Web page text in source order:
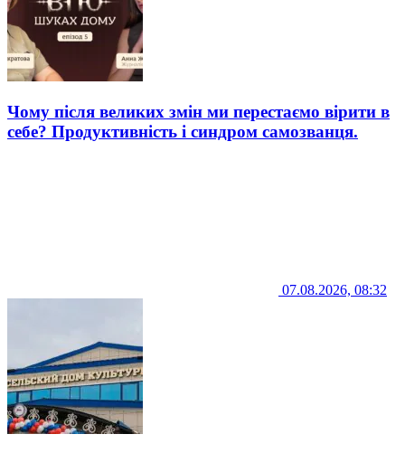
Чому після великих змін ми перестаємо вірити в
себе? Продуктивність і синдром самозванця.
07.08.2026, 08:32